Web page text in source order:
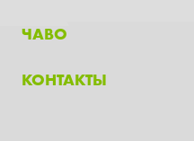
ЧАВО
КОНТАКТЫ